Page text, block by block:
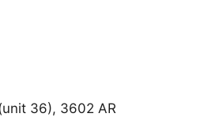
36), 3602 AR